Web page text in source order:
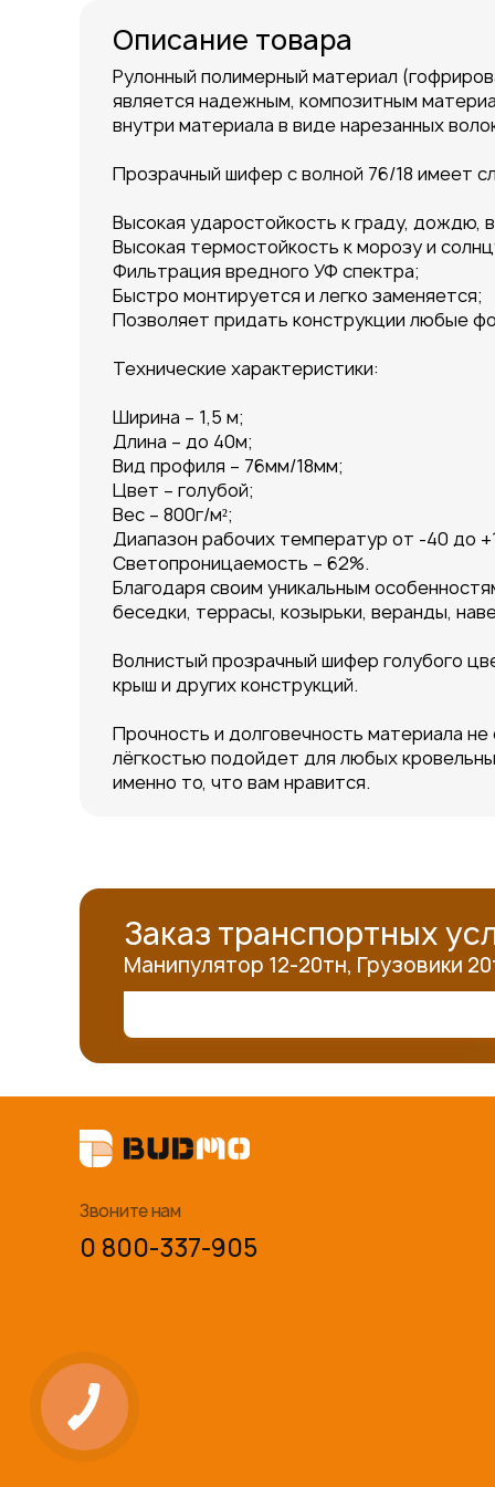
Описание товара
Рулонный полимерный материал
является надежным, композитным
внутри материала в виде нарезанных
Прозрачный шифер с волной 76/18 имеет
Высокая ударостойкость к граду, дождю,
Высокая термостойкость к морозу и
Фильтрация вредного УФ спектра;
Быстро монтируется и легко заменяется;
Позволяет придать конструкции любые
Технические характеристики:
Ширина – 1,5 м;
Длина – до 40м;
Вид профиля – 76мм/18мм;
Цвет – голубой;
Вес – 800г/м²;
Диапазон рабочих температур от -40 до
Светопроницаемость – 62%.
Благодаря своим уникальным
беседки, террасы, козырьки, веранды,
Волнистый прозрачный шифер голубого
крыш и других конструкций.
Прочность и долговечность материала
лёгкостью подойдет для любых
именно то, что вам нравится.
Заказ транспортных
Манипулятор 12-20тн, Грузовики
Звоните нам
0 800-337-905